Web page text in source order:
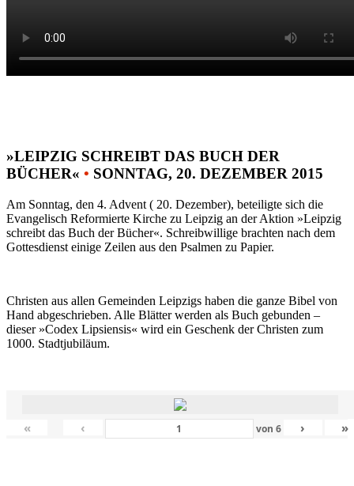
»LEIPZIG SCHREIBT DAS BUCH DER
BÜCHER« • SONNTAG, 20. DEZEMBER 2015
Am Sonntag, den 4. Advent ( 20. Dezember), beteiligte sich die
Evangelisch Reformierte Kirche zu Leipzig an der Aktion »Leipzig
schreibt das Buch der Bücher«. Schreibwillige brachten nach dem
Gottesdienst einige Zeilen aus den Psalmen zu Papier.
Christen aus allen Gemeinden Leipzigs haben die ganze Bibel von
Hand abgeschrieben. Alle Blätter werden als Buch gebunden –
dieser »Codex Lipsiensis« wird ein Geschenk der Christen zum
1000. Stadtjubiläum.
« ‹ von 6 › »